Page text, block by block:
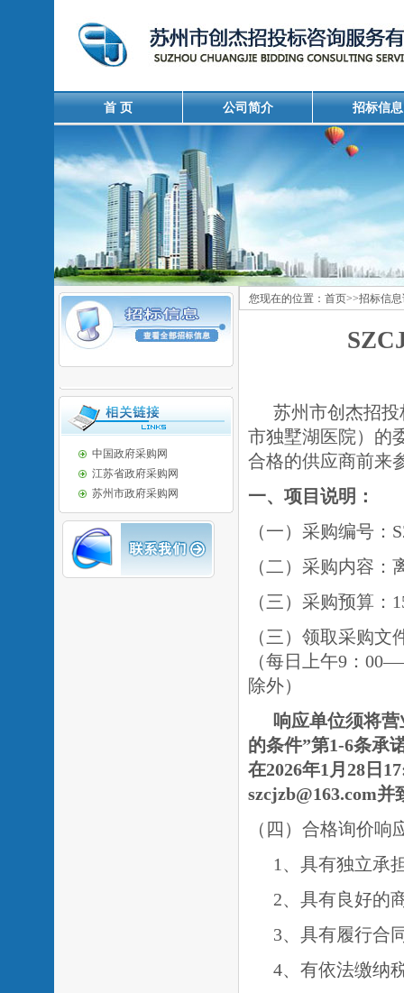
首 页 公司简介 招标信息
中国政府采购网
江苏省政府采购网
苏州市政府采购网
您现在的位置： 首页>>招标信
苏州市创杰招
市独墅湖医院）的
合格的供应商前来
一、项目说明：
（一）采购编号 ：
（二）采购内容
（三）采购预算：
（三）领取采购
（每日上午9：
除外）
响应单位须将
的条件”第1-6条承
在2026年1 月 28 日
szcjzb@163.com
（四）合格询价响
1、具有独立承
2、具有良好的
3、具有履行合
4、有依法缴纳